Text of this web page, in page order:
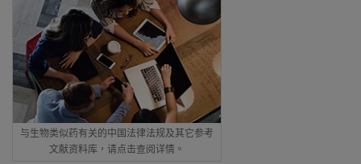
与生物类似药有关的中国法律法规及其它参考
文献资料库，请点击查阅详情。